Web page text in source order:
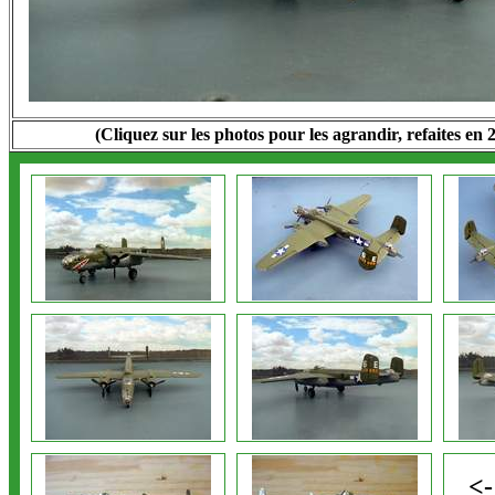
(Cliquez sur les photos pour les agrandir, refaites en